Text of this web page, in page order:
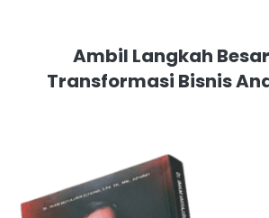
Ambil Langkah
Transformasi Bisnis